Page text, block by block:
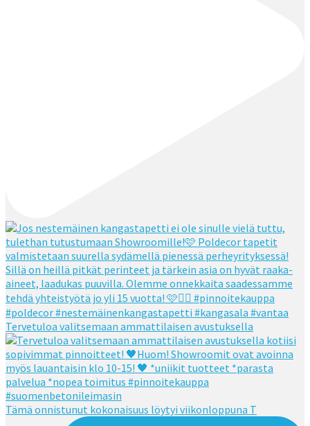
Tervetuloa valitsemaan ammattilaisen avustuksella
Tämä onnistunut kokonaisuus löytyi viikonloppuna T